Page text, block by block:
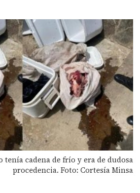
tenía cadena de frío y era de dudosa
procedencia. Foto: Cortesía Minsa